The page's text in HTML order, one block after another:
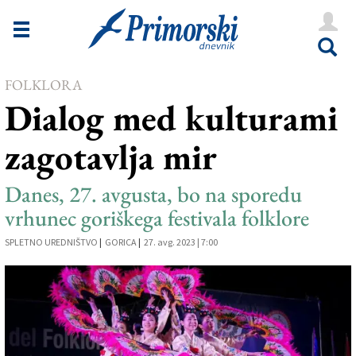
Novice
Goriška
Kultura
Šport
Še
Vreme
Uredništvo
Oglasi
FOLKLORA
Dialog med kulturami
zagotavlja mir
Danes, 27. avgusta, bo na sporedu
vrhunec goriškega festivala folklore
SPLETNO UREDNIŠTVO | GORICA | 27. avg. 2023 | 7:00